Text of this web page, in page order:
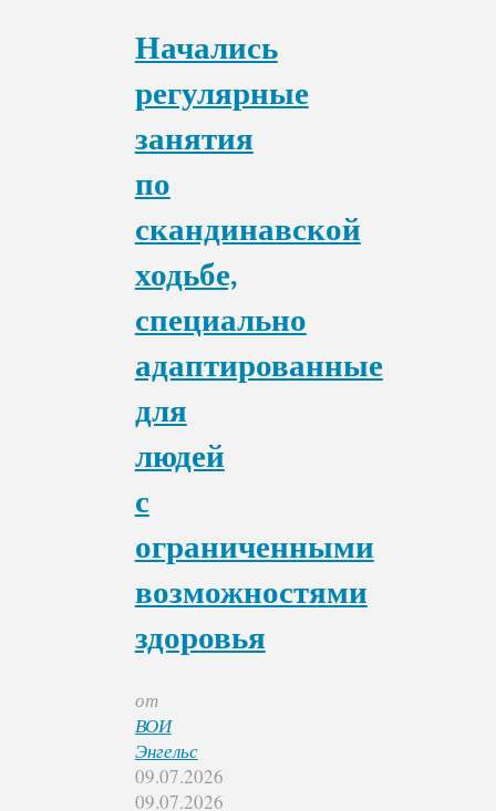
Начались
регулярные
занятия
по
скандинавской
ходьбе,
специально
адаптированные
для
людей
с
ограниченными
возможностями
здоровья
от
ВОИ
Энгельс
09.07.2026
09.07.2026